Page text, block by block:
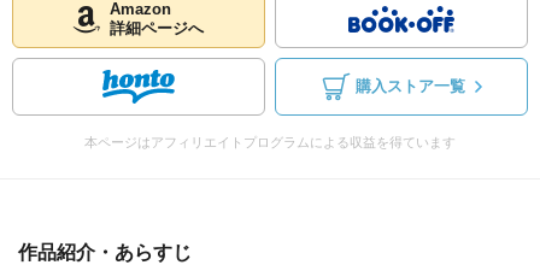
Amazon
詳細ページへ
購入ストア一覧
本ページはアフィリエイトプログラムによる収益を得ています
作品紹介・あらすじ